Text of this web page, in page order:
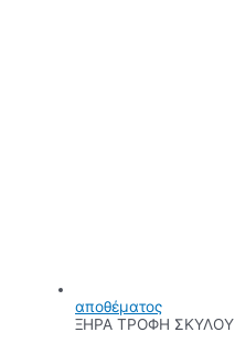
αποθέματος
ΞΗΡΑ ΤΡΟΦΗ ΣΚΥΛΟΥ